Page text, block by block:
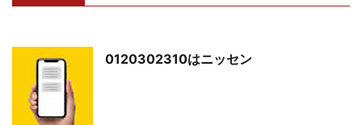
0120302310はニッセン